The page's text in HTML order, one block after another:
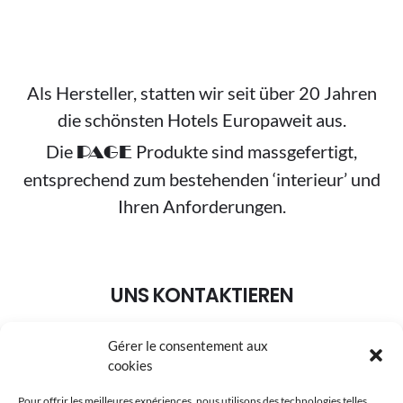
Gérer le consentement aux
cookies
Als Hersteller, statten wir seit über 20 Jahren
die schönsten Hotels Europaweit aus.
Die PAGE Produkte sind massgefertigt,
entsprechend zum bestehenden ‘interieur’ und
Ihren Anforderungen.
UNS KONTAKTIEREN
+49 (0) 7227 40 41